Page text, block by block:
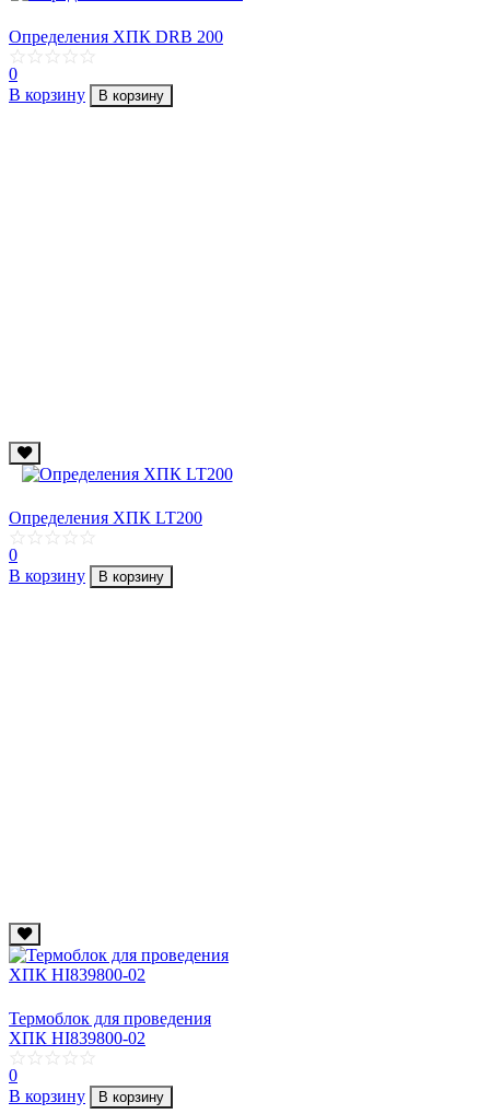
Определения ХПК DRB 200
0
В корзину
В корзину
Определения ХПК LT200
0
В корзину
В корзину
Термоблок для проведения
ХПК HI839800-02
0
В корзину
В корзину